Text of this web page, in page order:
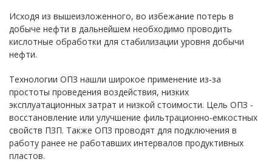
Исходя из вышеизложенного, во избежание потерь в
добыче нефти в дальнейшем необходимо проводить
кислотные обработки для стабилизации уровня добычи
нефти.
Технологии ОПЗ нашли широкое применение из-за
простоты проведения воздействия, низких
эксплуатационных затрат и низкой стоимости. Цель ОПЗ -
восстановление или улучшение фильтрационно-емкостных
свойств ПЗП. Также ОПЗ проводят для подключения в
работу ранее не работавших интервалов продуктивных
пластов.